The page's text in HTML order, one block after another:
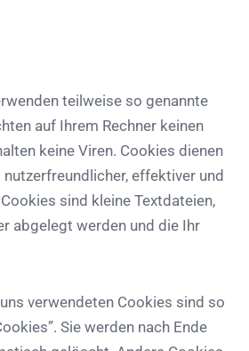
teilweise so genannte
auf Ihrem Rechner keinen
keine Viren. Cookies dienen
effektiver und
sind kleine Textdateien,
abgelegt werden und die Ihr
verwendeten Cookies sind so
Sie werden nach Ende